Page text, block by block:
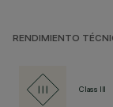
RENDIMIENTO
Class III